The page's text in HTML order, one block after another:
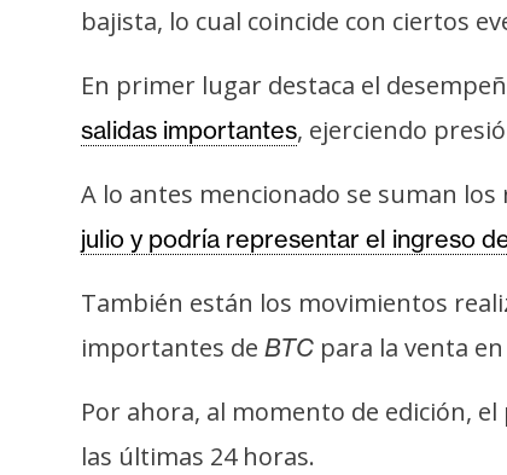
P
b
l
c
i
d
a
bajista, lo cual coincide con ciertos
En primer lugar destaca el
salidas importantes, ejerciendo
A lo antes mencionado se suman
julio y podría representar el ingreso
También están los movimientos
importantes de BTC para la venta
Por ahora, al momento de edición, el
las últimas 24 horas.